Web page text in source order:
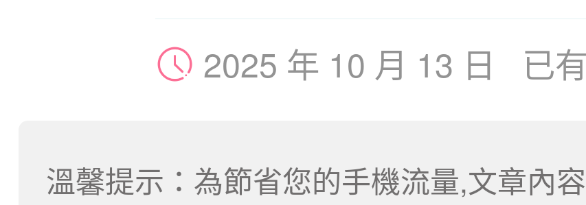
2025 年 10 月 13 日 已有
溫馨提示：為節省您的手機流量,文章內